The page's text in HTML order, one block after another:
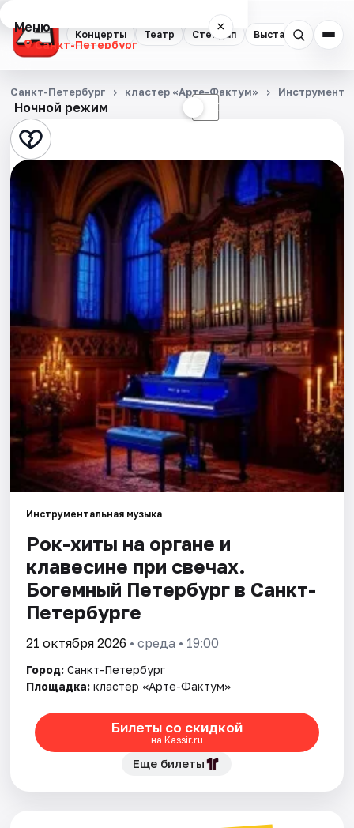
Концерты Театр Стендап Выставки
Меню ×
Санкт-Петербург
Концерты
Театр
Стендап
Выставки
Квесты
Экскурсии
Спорт
События
Города
Площадки
Артисты
Ночной режим ☾
Санкт-Петербург кластер «Арте-Фактум»
Инструментальная музыка
Рок-хиты на органе и
клавесине при свечах.
Богемный Петербург в Санкт-
Петербурге
21 октября 2026 • среда • 19:00
Город: Санкт-Петербург
Площадка: кластер «Арте-Фактум»
Билеты со скидкой
на Kassir.ru
Еще билеты